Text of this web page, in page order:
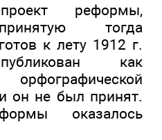
реформы,
тогда
к лету 1912 г.
как
он не был принят.
оказалось